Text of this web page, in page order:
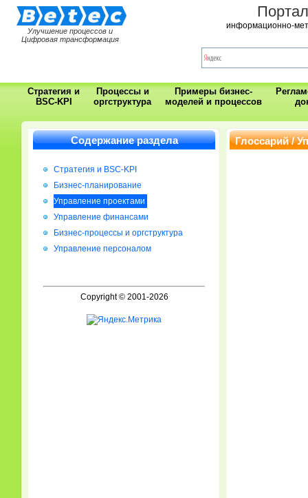
Улучшение процессов и
Цифровая трансформация
информационно-
Стратегия и
BSC-KPI
Процессы и
оргструктура
Примеры бизнес-
моделей и процессов
Содержание раздела
Стратегия и BSC-KPI
Бизнес-планирование
Управление проектами
Управление финансами
Бизнес-процессы и оргструктура
Управление персоналом
Copyright © 2001-2026
Глоссарий /